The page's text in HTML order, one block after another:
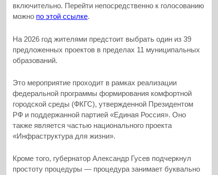
включительно. Перейти непосредственно к голосованию
можно по этой ссылке.
На 2026 год жителями предстоит выбрать один из 39
предложенных проектов в пределах 11 муниципальных
образований.
Это мероприятие проходит в рамках реализации
федеральной программы формирования комфортной
городской среды (ФКГС), утвержденной Президентом
РФ и поддержанной партией «Единая Россия». Оно
также является частью национального проекта
«Инфраструктура для жизни».
Кроме того, губернатор Александр Гусев подчеркнул
простоту процедуры — процедура занимает буквально